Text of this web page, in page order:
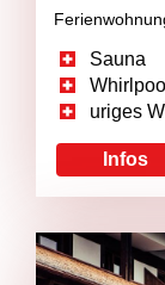
Sauna
Whirlpool
uriges
Infos